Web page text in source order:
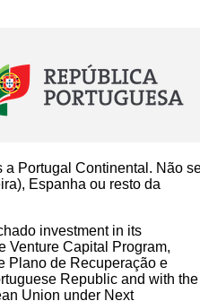
Portugal Continental. Não
Espanha ou resto da
investment in its
Venture Capital Program,
Plano de Recuperação e
Republic and with the
Union under Next